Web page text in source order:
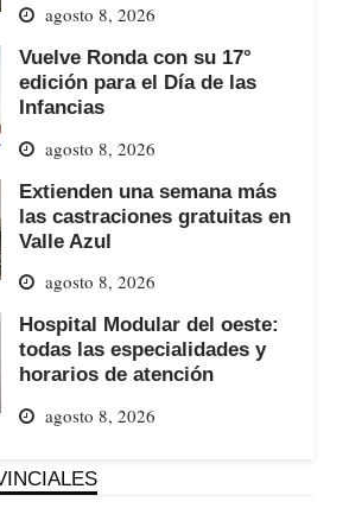
agosto 8, 2026
Vuelve Ronda con su 17°
edición para el Día de las
Infancias
agosto 8, 2026
Extienden una semana más
las castraciones gratuitas en
Valle Azul
agosto 8, 2026
Hospital Modular del oeste:
todas las especialidades y
horarios de atención
agosto 8, 2026